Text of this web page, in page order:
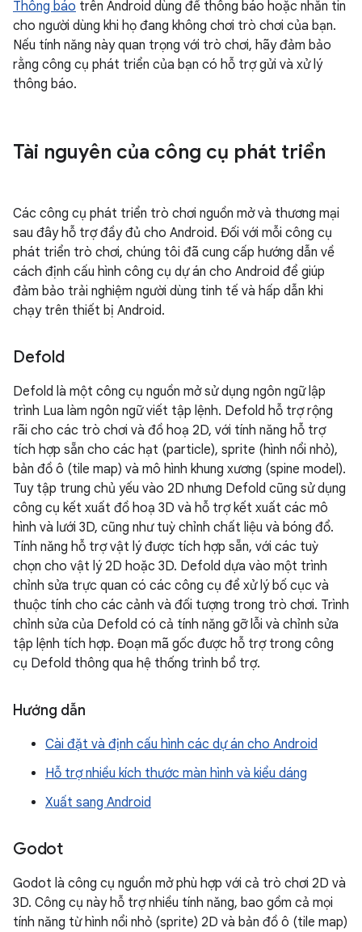
Thông báo trên Android dùng để thông báo hoặc nhắn tin
cho người dùng khi họ đang không chơi trò chơi của bạn.
Nếu tính năng này quan trọng với trò chơi, hãy đảm bảo
rằng công cụ phát triển của bạn có hỗ trợ gửi và xử lý
thông báo.
Tài nguyên của công cụ phát triển
Các công cụ phát triển trò chơi nguồn mở và thương mại
sau đây hỗ trợ đầy đủ cho Android. Đối với mỗi công cụ
phát triển trò chơi, chúng tôi đã cung cấp hướng dẫn về
cách định cấu hình công cụ dự án cho Android để giúp
đảm bảo trải nghiệm người dùng tinh tế và hấp dẫn khi
chạy trên thiết bị Android.
Defold
Defold là một công cụ nguồn mở sử dụng ngôn ngữ lập
trình Lua làm ngôn ngữ viết tập lệnh. Defold hỗ trợ rộng
rãi cho các trò chơi và đồ hoạ 2D, với tính năng hỗ trợ
tích hợp sẵn cho các hạt (particle), sprite (hình nổi nhỏ),
bản đồ ô (tile map) và mô hình khung xương (spine model).
Tuy tập trung chủ yếu vào 2D nhưng Defold cũng sử dụng
công cụ kết xuất đồ hoạ 3D và hỗ trợ kết xuất các mô
hình và lưới 3D, cũng như tuỳ chỉnh chất liệu và bóng đổ.
Tính năng hỗ trợ vật lý được tích hợp sẵn, với các tuỳ
chọn cho vật lý 2D hoặc 3D. Defold dựa vào một trình
chỉnh sửa trực quan có các công cụ để xử lý bố cục và
thuộc tính cho các cảnh và đối tượng trong trò chơi. Trình
chỉnh sửa của Defold có cả tính năng gỡ lỗi và chỉnh sửa
tập lệnh tích hợp. Đoạn mã gốc được hỗ trợ trong công
cụ Defold thông qua hệ thống trình bổ trợ.
Hướng dẫn
Cài đặt và định cấu hình các dự án cho Android
Hỗ trợ nhiều kích thước màn hình và kiểu dáng
Xuất sang Android
Godot
Godot là công cụ nguồn mở phù hợp với cả trò chơi 2D và
3D. Công cụ này hỗ trợ nhiều tính năng, bao gồm cả mọi
tính năng từ hình nổi nhỏ (sprite) 2D và bản đồ ô (tile map)